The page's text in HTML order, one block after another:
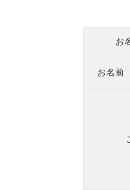
お
お名前